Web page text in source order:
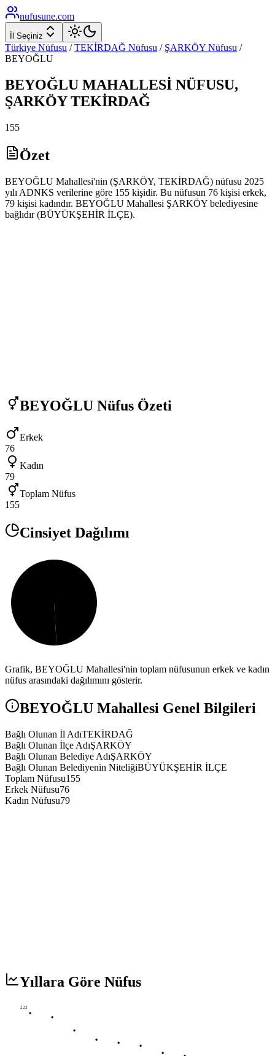
nufusune.com
İl Seçiniz
Türkiye Nüfusu / TEKİRDAĞ Nüfusu / ŞARKÖY Nüfusu /
BEYOĞLU
BEYOĞLU MAHALLESİ NÜFUSU,
ŞARKÖY TEKİRDAĞ
155
Özet
BEYOĞLU Mahallesi'nin (ŞARKÖY, TEKİRDAĞ) nüfusu 2025
yılı ADNKS verilerine göre 155 kişidir. Bu nüfusun 76 kişisi erkek,
79 kişisi kadındır. BEYOĞLU Mahallesi ŞARKÖY belediyesine
bağlıdır (BÜYÜKŞEHİR İLÇE).
BEYOĞLU Nüfus Özeti
Erkek
76
Kadın
79
Toplam Nüfus
155
Cinsiyet Dağılımı
Grafik, BEYOĞLU Mahallesi'nin toplam nüfusunun erkek ve kadın
nüfus arasındaki dağılımını gösterir.
BEYOĞLU Mahallesi Genel Bilgileri
Bağlı Olunan İl AdıTEKİRDAĞ
Bağlı Olunan İlçe AdıŞARKÖY
Bağlı Olunan Belediye AdıŞARKÖY
Bağlı Olunan Belediyenin NiteliğiBÜYÜKŞEHİR İLÇE
Toplam Nüfusu155
Erkek Nüfusu76
Kadın Nüfusu79
Yıllara Göre Nüfus
223